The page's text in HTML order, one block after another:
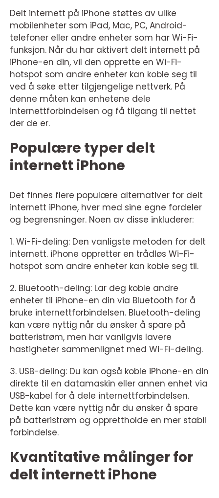
Delt internett på iPhone støttes av ulike
mobilenheter som iPad, Mac, PC, Android-
telefoner eller andre enheter som har Wi-Fi-
funksjon. Når du har aktivert delt internett på
iPhone-en din, vil den opprette en Wi-Fi-
hotspot som andre enheter kan koble seg til
ved å søke etter tilgjengelige nettverk. På
denne måten kan enhetene dele
internettforbindelsen og få tilgang til nettet
der de er.
Populære typer delt
internett iPhone
Det finnes flere populære alternativer for delt
internett iPhone, hver med sine egne fordeler
og begrensninger. Noen av disse inkluderer:
1. Wi-Fi-deling: Den vanligste metoden for delt
internett. iPhone oppretter en trådløs Wi-Fi-
hotspot som andre enheter kan koble seg til.
2. Bluetooth-deling: Lar deg koble andre
enheter til iPhone-en din via Bluetooth for å
bruke internettforbindelsen. Bluetooth-deling
kan være nyttig når du ønsker å spare på
batteristrøm, men har vanligvis lavere
hastigheter sammenlignet med Wi-Fi-deling.
3. USB-deling: Du kan også koble iPhone-en din
direkte til en datamaskin eller annen enhet via
USB-kabel for å dele internettforbindelsen.
Dette kan være nyttig når du ønsker å spare
på batteristrøm og opprettholde en mer stabil
forbindelse.
Kvantitative målinger for
delt internett iPhone